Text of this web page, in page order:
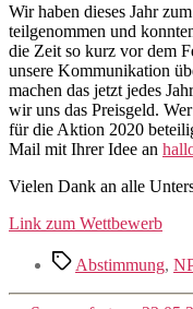
Wir haben dieses Jahr
teilgenommen und
die Zeit so kurz vor dem
unsere Kommunikation
machen das jetzt jedes
wir uns das Preisgeld.
für die Aktion 2020
Mail mit Ihrer Idee an
Vielen Dank an alle
Link zum Wettbewerb
Schlagwörter
Abstimmung,